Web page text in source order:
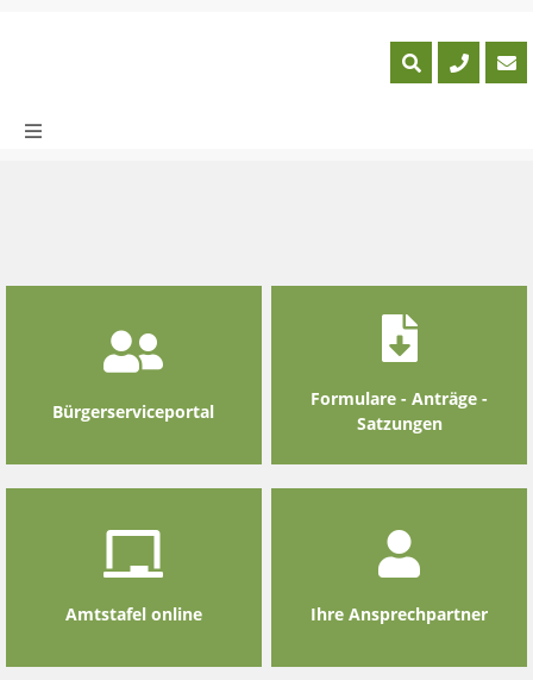
content
Bürgerserviceportal
Formulare - Anträge -
Satzungen
Amtstafel online Ihre Ansprechpartner